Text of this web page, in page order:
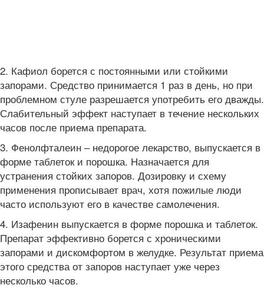
2. Кафиол борется с постоянными или стойкими
запорами. Средство принимается 1 раз в день, но при
проблемном стуле разрешается употребить его дважды.
Слабительный эффект наступает в течение нескольких
часов после приема препарата.
3. Фенолфталеин – недорогое лекарство, выпускается в
форме таблеток и порошка. Назначается для
устранения стойких запоров. Дозировку и схему
применения прописывает врач, хотя пожилые люди
часто используют его в качестве самолечения.
4. Изафенин выпускается в форме порошка и таблеток.
Препарат эффективно борется с хроническими
запорами и дискомфортом в желудке. Результат приема
этого средства от запоров наступает уже через
несколько часов.